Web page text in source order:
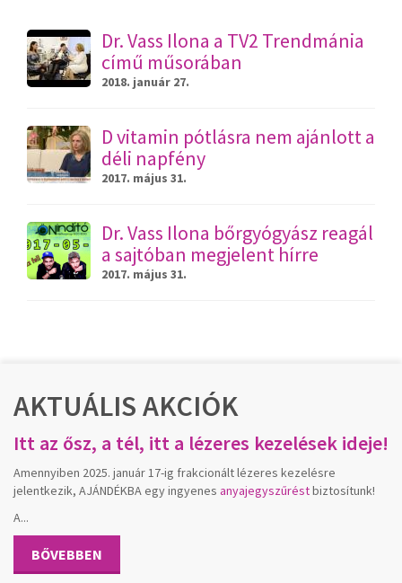
Dr. Vass Ilona a TV2 Trendmánia
című műsorában
2018. január 27.
D vitamin pótlásra nem ajánlott a
déli napfény
2017. május 31.
Dr. Vass Ilona bőrgyógyász reagál
a sajtóban megjelent hírre
2017. május 31.
AKTUÁLIS AKCIÓK
Itt az ősz, a tél, itt a lézeres kezelések ideje!
Amennyiben 2025. január 17-ig frakcionált lézeres kezelésre
jelentkezik, AJÁNDÉKBA egy ingyenes anyajegyszűréstbiztosítunk!
A...
BŐVEBBEN